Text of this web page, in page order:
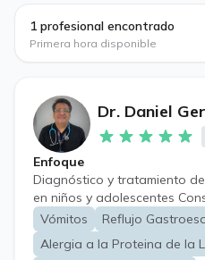
1 profesional encontrado
Primera hora disponible
Dr. Daniel
Enfoque
Diagnóstico y tratamiento
en niños y adolescentes
Crónica Dolor Abdominal
Enfermedad celiaca Alergia
proteína leche de vaca.
Vómitos
Reflujo
Alergia a la Proteina de la